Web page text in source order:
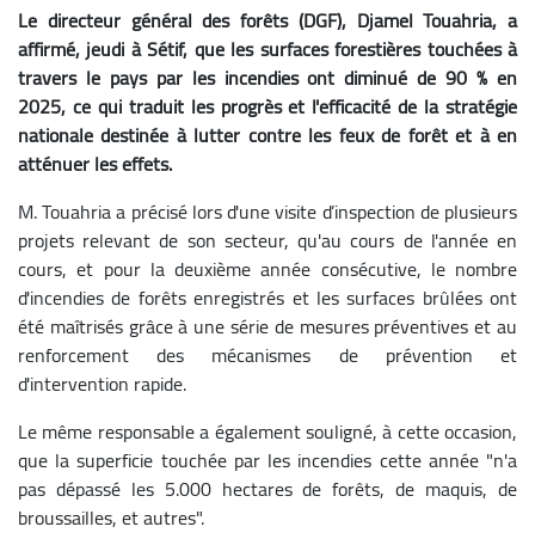
Le directeur général des forêts (DGF), Djamel Touahria, a
affirmé, jeudi à Sétif, que les surfaces forestières touchées à
travers le pays par les incendies ont diminué de 90 % en
2025, ce qui traduit les progrès et l'efficacité de la stratégie
nationale destinée à lutter contre les feux de forêt et à en
atténuer les effets.
M. Touahria a précisé lors d'une visite d’inspection de plusieurs
projets relevant de son secteur, qu'au cours de l'année en
cours, et pour la deuxième année consécutive, le nombre
d'incendies de forêts enregistrés et les surfaces brûlées ont
été maîtrisés grâce à une série de mesures préventives et au
renforcement des mécanismes de prévention et
d'intervention rapide.
Le même responsable a également souligné, à cette occasion,
que la superficie touchée par les incendies cette année "n'a
pas dépassé les 5.000 hectares de forêts, de maquis, de
broussailles, et autres".